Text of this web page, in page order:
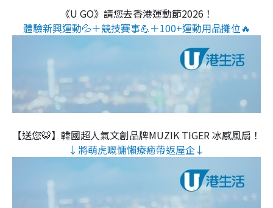
《U GO》請您去香港運動節2026！
體驗新興運動💦＋競技賽事💪＋100+運動用品攤位🔥
【送您🐯】韓國超人氣文創品牌MUZIK TIGER 冰感風扇！
↓將萌虎嘅慵懶療癒帶返屋企↓